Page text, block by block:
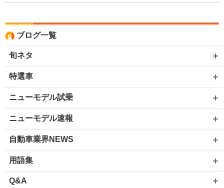
ブログ一覧
旬ネタ
特選車
ニューモデル試乗
ニューモデル速報
自動車業界NEWS
用語集
Q&A